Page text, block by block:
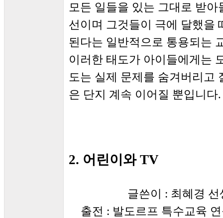
모든 일들을 있는 그대로 받
선이며 그것들이 극에 달했을
된다는 일반적으로 통용되는
이러한 태도가 아이들에게는
도는 실제 문제를 숨겨버리고
은 단지 계속 이어질 뿐입니다.
2. 어린이와 TV
글쓴이 : 최혜경
출전 : 발도르프 특수교육